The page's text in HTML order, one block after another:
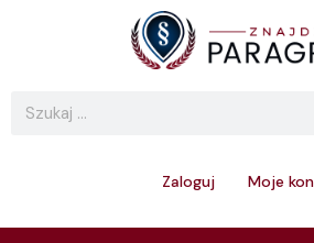
Search
Zaloguj Moje